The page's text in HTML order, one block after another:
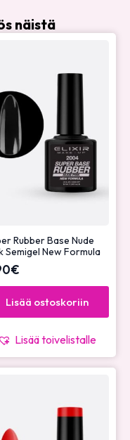
näistä
Rubber Base Nude
Semigel New Formula
€
Lisää ostoskoriin
Lisää toivelistalle